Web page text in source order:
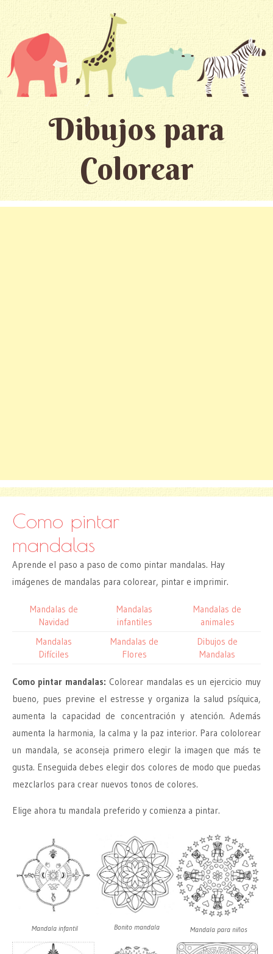
Dibujos para
Colorear
Como pintar
mandalas
Aprende el paso a paso de como pintar mandalas. Hay
imágenes de mandalas para colorear, pintar e imprimir.
Mandalas de
Navidad
Mandalas
infantiles
Mandalas de
animales
Mandalas
Difíciles
Mandalas de
Flores
Dibujos de
Mandalas
Como pintar mandalas: Colorear mandalas es un ejercicio muy
bueno, pues previne el estresse y organiza la salud psíquica,
aumenta la capacidad de concentración y atención. Además
aumenta la harmonia, la calma y la paz interior. Para cololorear
un mandala, se aconseja primero elegir la imagen que más te
gusta. Enseguida debes elegir dos colores de modo que puedas
mezclarlos para crear nuevos tonos de colores.
Elige ahora tu mandala preferido y comienza a pintar.
Mandala infantil Bonito mandala Mandala para niños